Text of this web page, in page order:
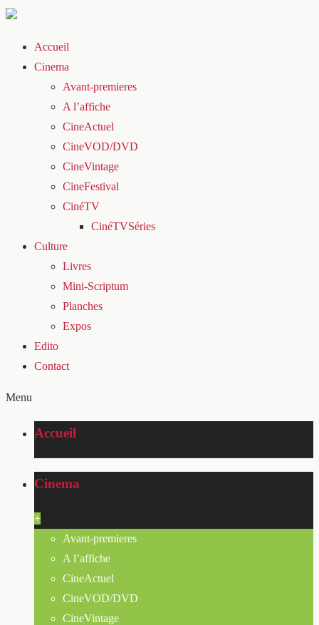
Accueil
Cinema
Avant-premieres
A l’affiche
CineActuel
CineVOD/DVD
CineVintage
CineFestival
CinéTV
CinéTVSéries
Culture
Livres
Mini-Scriptum
Planches
Expos
Edito
Contact
Menu
Accueil
Cinema
+
Avant-premieres
A l’affiche
CineActuel
CineVOD/DVD
CineVintage